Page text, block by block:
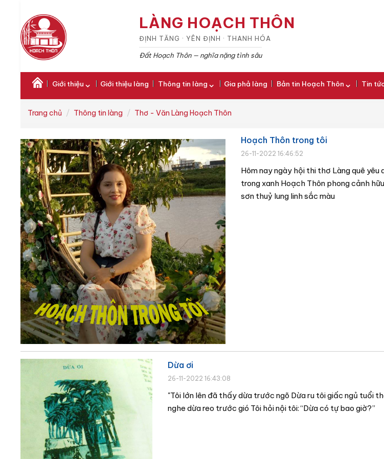
LÀNG HOẠCH THÔN
ĐỊNH TĂNG · YÊN ĐỊNH · THANH HÓA
Đất Hoạch Thôn — nghĩa nặng tình sâu
Giới thiệu Giới thiệu làng Thông tin làng Gia phả làng Bản tin Hoạch Thôn Tin
Trang chủ Thông tin làng Thơ - Văn Làng Hoạch Thôn
Hoạch Thôn trong tôi
26-11-2022 16:46:52
Hôm nay ngày hội thi thơ Làng quê yêu
trong xanh Hoạch Thôn phong cảnh
sơn thuỷ lung linh sắc màu
Dừa ơi
26-11-2022 16:43:08
"Tôi lớn lên đã thấy dừa trước ngõ Dừa ru tôi giấc ngủ tuổi
nghe dừa reo trước gió Tôi hỏi nội tôi: “Dừa có tự bao giờ?”